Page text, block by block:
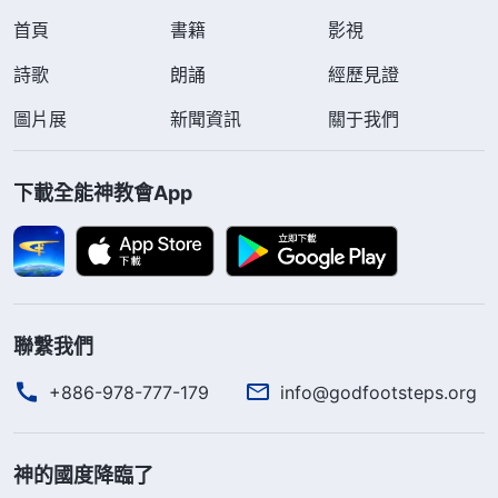
首頁 書籍
影視
詩歌
朗誦
經歷見證
圖片展
新聞資訊 關于我們
下載全能神教會App
聯繫我們
+886-978-777-179 info@godfootsteps.org
神的國度降臨了